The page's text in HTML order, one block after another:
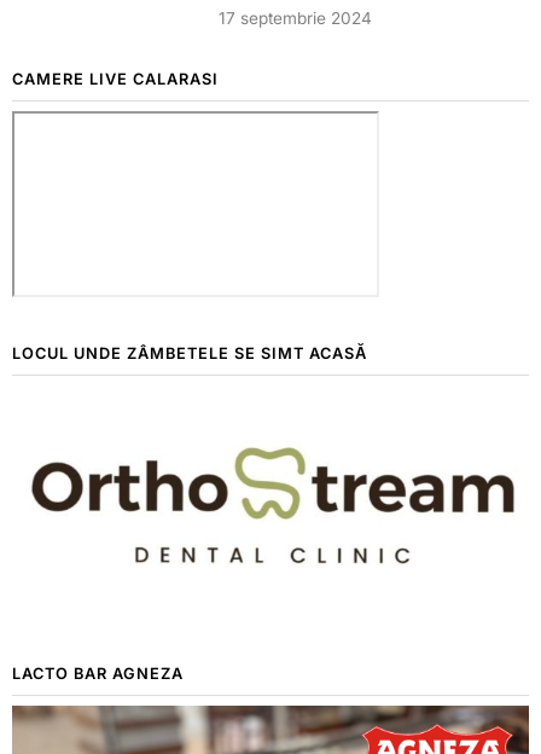
17 septembrie 2024
CAMERE LIVE CALARASI
LOCUL UNDE ZÂMBETELE SE SIMT ACASĂ
LACTO BAR AGNEZA